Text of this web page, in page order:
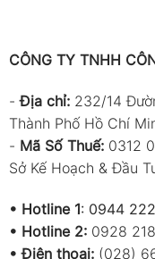
CÔNG TY TNHH
-Địa chỉ: 232/14
Thành Phố Hồ Chí
- Mã Số Thuế: 0312
Sở Kế Hoạch & Đầu
• Hotline 1: 0944
• Hotline 2: 0928
• Điện thoại: (028)